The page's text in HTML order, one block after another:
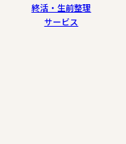
終活・生前整理
サービス